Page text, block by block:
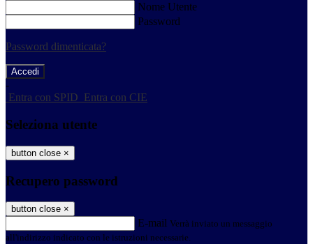
Nome Utente
Password
Password dimenticata?
-
Entra con SPID Entra con CIE
Seleziona utente
button close ×
Recupero password
button close ×
E-mail Verrà inviato un messaggio
all'indirizzo indicato con le istruzioni necessarie.